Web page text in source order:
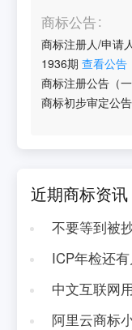
商标公告
商标注册人/申请
1936期 查看公告
商标注册公告（一
商标初步审定公告
近期商标资讯
不要等到被
ICP年检还
中文互联网
阿里云商标